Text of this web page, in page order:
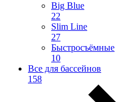
Big Blue
22
Slim Line
27
Быстросъёмные
10
Все для бассейнов
158